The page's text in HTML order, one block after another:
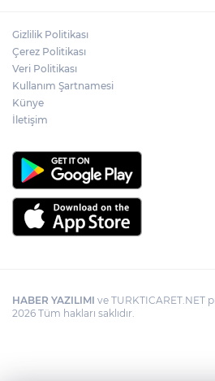
Gizlilik Politikası
Çerez Politikası
Veri Politikası
Kullanım Şartnamesi
Künye
İletişim
HABER YAZILIMI ve
2026 Tüm hakları saklıdır.